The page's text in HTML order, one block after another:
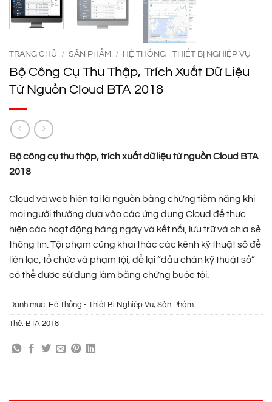
TRANG CHỦ / SẢN PHẨM / HỆ THỐNG - THIẾT BỊ NGHIỆP VỤ
Bộ Công Cụ Thu Thập, Trích Xuất Dữ Liệu
Từ Nguồn Cloud BTA 2018
Bộ công cụ thu thập, trích xuất dữ liệu từ nguồn Cloud BTA
2018
Cloud và web hiện tại là nguồn bằng chứng tiềm năng khi
mọi người thường dựa vào các ứng dụng Cloud để thực
hiện các hoạt động hàng ngày và kết nối, lưu trữ và chia sẻ
thông tin. Tội phạm cũng khai thác các kênh kỹ thuật số để
liên lạc, tổ chức và phạm tội, để lại “dấu chân kỹ thuật số”
có thể được sử dụng làm bằng chứng buộc tội.
Danh mục: Hệ Thống - Thiết Bị Nghiệp Vụ, Sản Phẩm
Thẻ: BTA 2018